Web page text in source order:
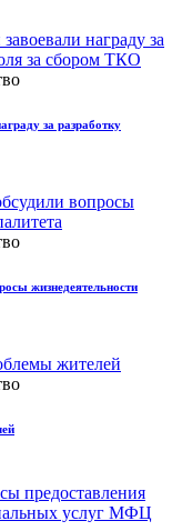
за разработку
жизнедеятельности